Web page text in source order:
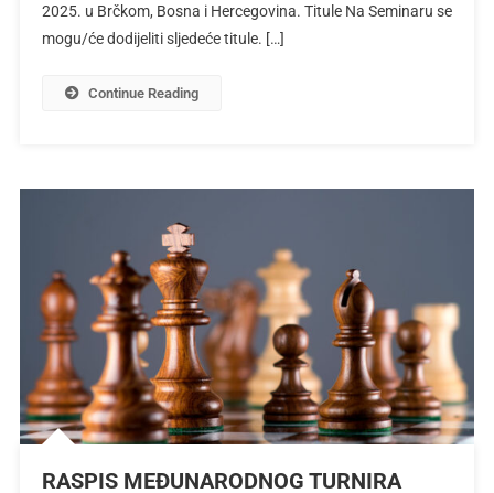
2025. u Brčkom, Bosna i Hercegovina. Titule Na Seminaru se
mogu/će dodijeliti sljedeće titule. […]
Continue Reading
RASPIS MEĐUNARODNOG TURNIRA